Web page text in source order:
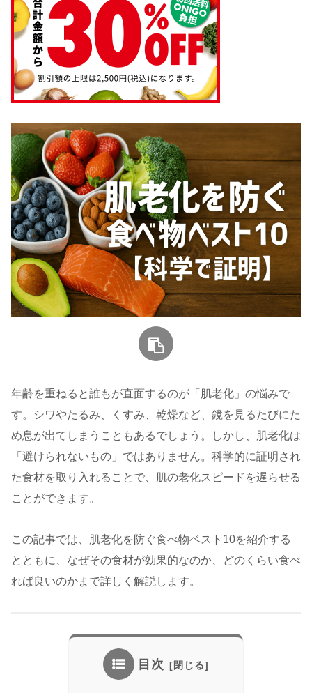
年齢を重ねると誰もが直面するのが「肌老化」の悩みで
す。シワやたるみ、くすみ、乾燥など、鏡を見るたびにた
め息が出てしまうこともあるでしょう。しかし、肌老化は
「避けられないもの」ではありません。科学的に証明され
た食材を取り入れることで、肌の老化スピードを遅らせる
ことができます。
この記事では、肌老化を防ぐ食べ物ベスト10を紹介する
とともに、なぜその食材が効果的なのか、どのくらい食べ
れば良いのかまで詳しく解説します。
目次